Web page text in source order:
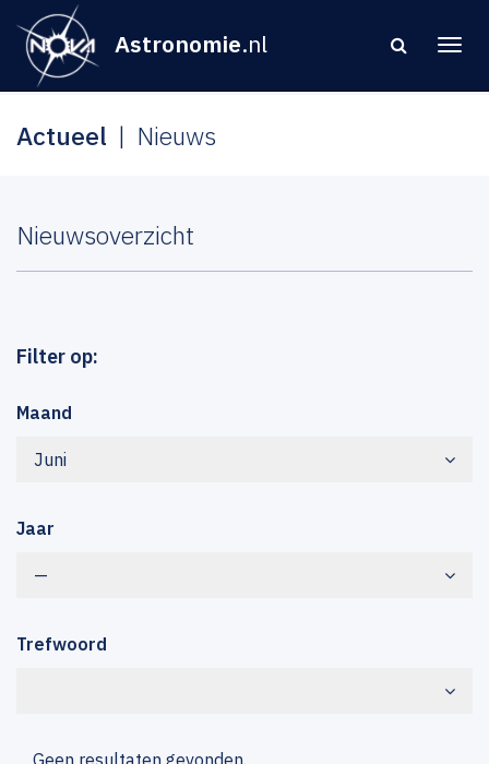
Astronomie.nl
Actueel Nieuws
Nieuwsoverzicht
Filter op:
Maand
Juni
Jaar
—
Trefwoord
Geen resultaten gevonden.